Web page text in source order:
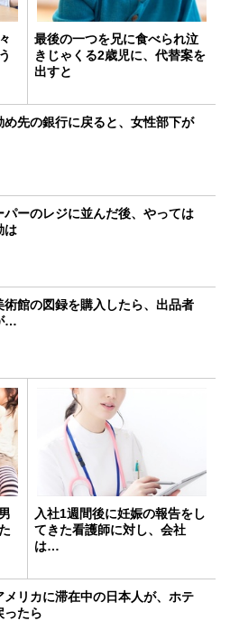
最後の一つを兄に食べられ泣
きじゃくる2歳児に、代替案を
出すと
め先の銀行に戻ると、女性部下が
パーのレジに並んだ後、やっては
は
術館の図録を購入したら、出品者
…
入社1週間後に妊娠の報告をし
てきた看護師に対し、会社
は…
メリカに滞在中の日本人が、ホテ
ったら